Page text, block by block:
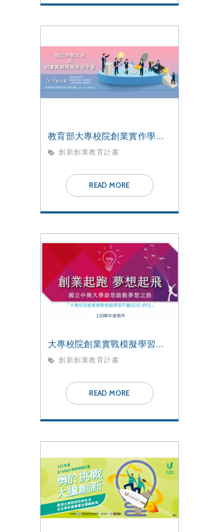
教育部大專校院創業實作學習平台 全國競賽
創新創業教育計畫
READ MORE
大專校院創業實戰模擬學習平臺【110學年度徵件】開跑
創新創業教育計畫
READ MORE